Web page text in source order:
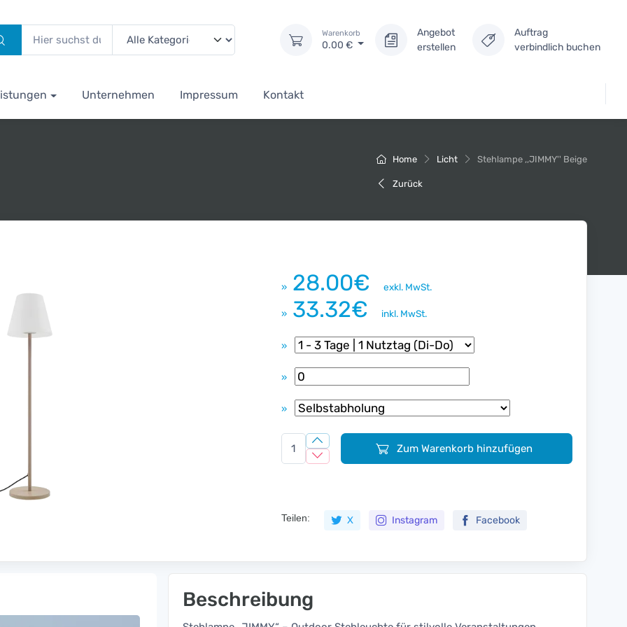
Warenkorb
0.00 €
Angebot
erstellen
Auftrag
verbindlich buchen
Unternehmen Impressum Kontakt
Home Licht Stehlampe ,,JIMMY'' Beige
Zurück
» 28.00€ exkl. MwSt.
» 33.32€ inkl. MwSt.
»
»
»
Zum Warenkorb hinzufügen
Teilen: X Instagram Facebook
Beschreibung